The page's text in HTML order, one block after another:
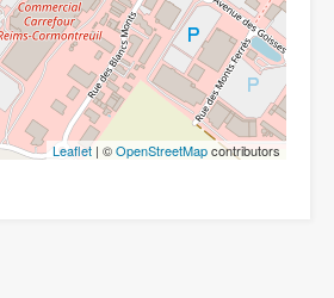
Leaflet | ©OpenStreetMapcontributors